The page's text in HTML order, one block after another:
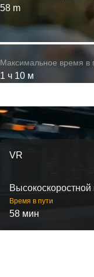
58 m
Максимальное время в
1 ч 10 м
VR
Высокоскоростной
Время в пути
58 мин